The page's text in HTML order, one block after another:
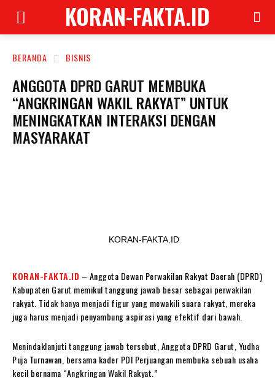
KORAN-FAKTA.ID
BERANDA BISNIS
ANGGOTA DPRD GARUT MEMBUKA
“ANGKRINGAN WAKIL RAKYAT” UNTUK
MENINGKATKAN INTERAKSI DENGAN
MASYARAKAT
KORAN-FAKTA.ID
KORAN-FAKTA.ID – Anggota Dewan Perwakilan Rakyat Daerah (DPRD)
Kabupaten Garut memikul tanggung jawab besar sebagai perwakilan
rakyat. Tidak hanya menjadi figur yang mewakili suara rakyat, mereka
juga harus menjadi penyambung aspirasi yang efektif dari bawah.
Menindaklanjuti tanggung jawab tersebut, Anggota DPRD Garut, Yudha
Puja Turnawan, bersama kader PDI Perjuangan membuka sebuah usaha
kecil bernama “Angkringan Wakil Rakyat.”